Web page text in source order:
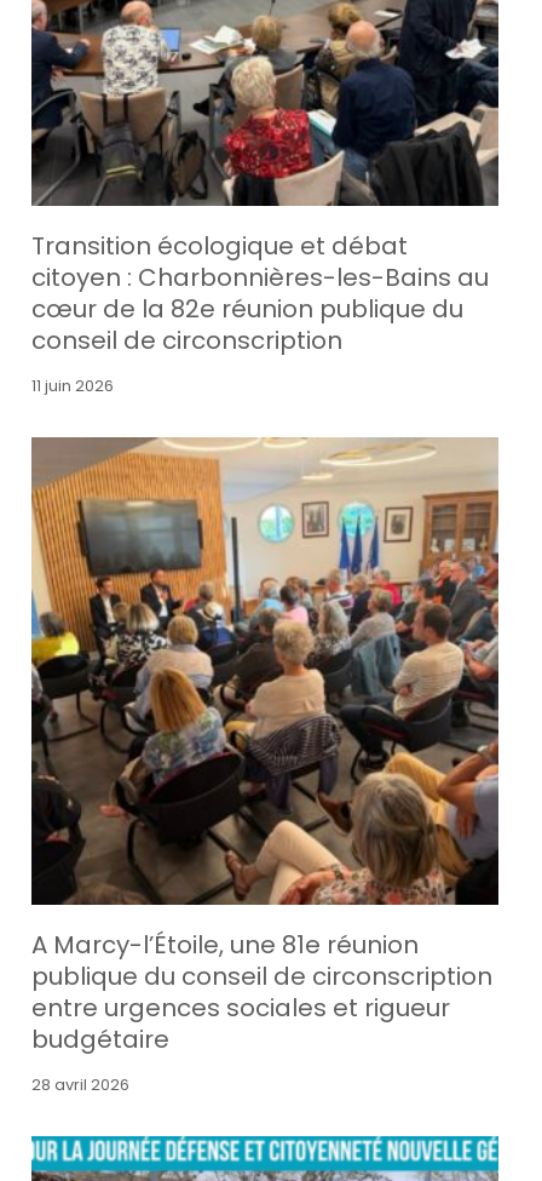
Transition écologique et débat
citoyen : Charbonnières-les-Bains au
cœur de la 82e réunion publique du
conseil de circonscription
11 juin 2026
A Marcy-l’Étoile, une 81e réunion
publique du conseil de circonscription
entre urgences sociales et rigueur
budgétaire
28 avril 2026